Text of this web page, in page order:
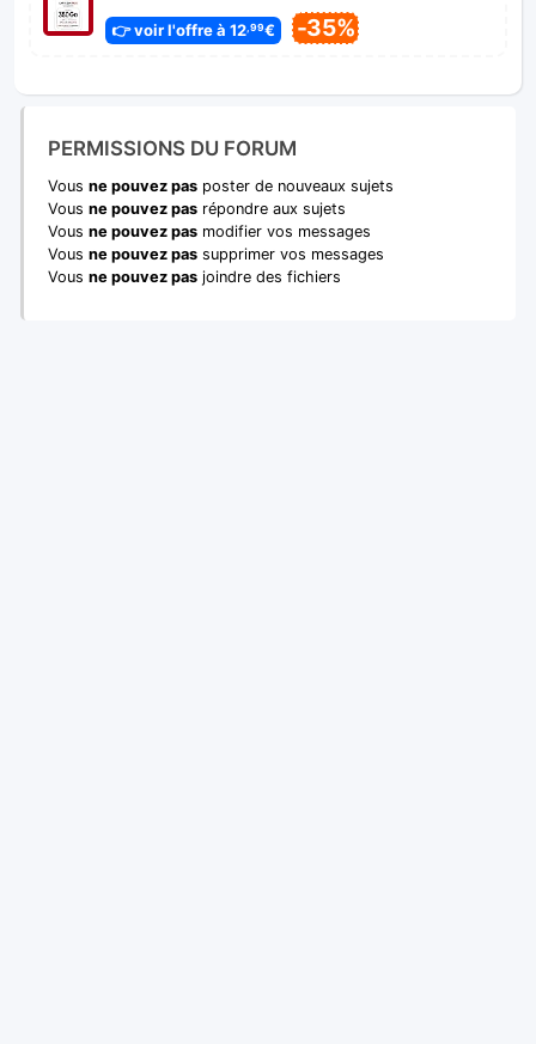
👉 voir l'offre à 12,99€ -35%
PERMISSIONS DU FORUM
Vous ne pouvez pas poster de nouveaux sujets
Vous ne pouvez pas répondre aux sujets
Vous ne pouvez pas modifier vos messages
Vous ne pouvez pas supprimer vos messages
Vous ne pouvez pas joindre des fichiers